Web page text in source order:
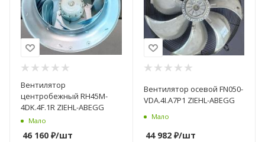
Вентилятор
центробежный RH45M-
4DK.4F.1R ZIEHL-ABEGG
Мало
46 160 ₽/шт
Вентилятор осевой FN050-
VDA.4I.A7P1 ZIEHL-ABEGG
Мало
44 982₽/шт